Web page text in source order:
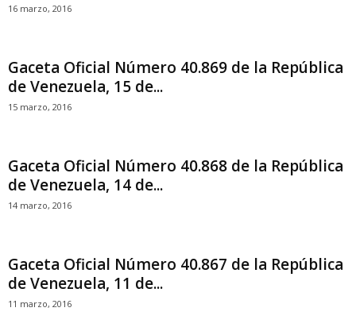
16 marzo, 2016
Gaceta Oficial Número 40.869 de la República
de Venezuela, 15 de...
15 marzo, 2016
Gaceta Oficial Número 40.868 de la República
de Venezuela, 14 de...
14 marzo, 2016
Gaceta Oficial Número 40.867 de la República
de Venezuela, 11 de...
11 marzo, 2016